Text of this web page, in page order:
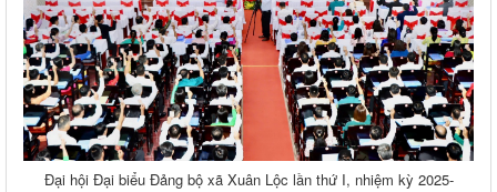
Đại hội Đại biểu Đảng bộ xã Xuân Lộc lần thứ I, nhiệm kỳ 2025-